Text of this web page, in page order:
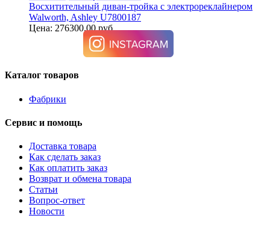
Восхитительный диван-тройка с электрореклайнером
Walworth, Ashley U7800187
Цена: 276300.00 руб.
Каталог товаров
Фабрики
Сервис и помощь
Доставка товара
Как сделать заказ
Как оплатить заказ
Возврат и обмена товара
Статьи
Вопрос-ответ
Новости